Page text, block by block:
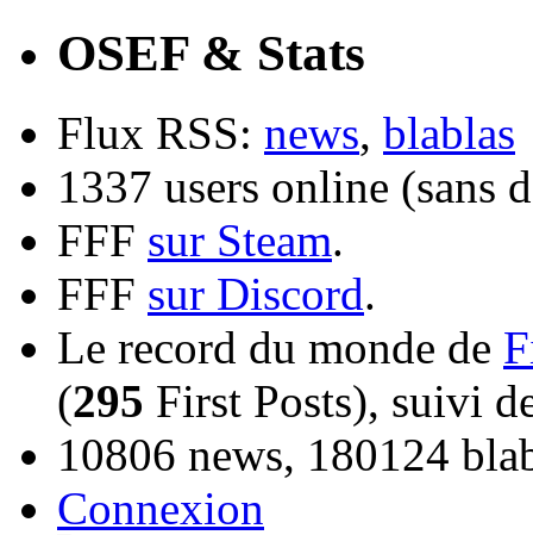
OSEF & Stats
Flux RSS: news, blablas
1337 users online (sans
FFF sur Steam.
FFF sur Discord.
Le record du monde de
(295 First Posts), suivi
10806 news, 180124
Connexion